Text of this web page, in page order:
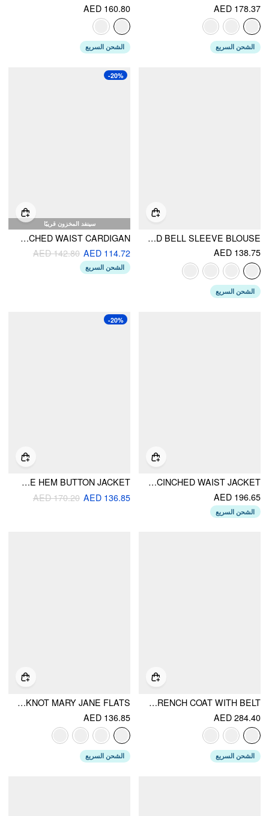
AED 178.37
الشحن السريع
AED 160.80
الشحن السريع
BOAT NECK STRIPE KNOTTED BELL SLEEVE BLOUSE
AED 138.75
الشحن السريع
سينفد المخزون قريبًا
-20%
KNIT COLLAR METAL DETAIL CINCHED WAIST CARDIGAN
AED 114.72
AED 142.80
الشحن السريع
DENIM COLLAR BUTTON CINCHED WAIST JACKET
AED 196.65
الشحن السريع
-20%
DENIM STAND COLLAR LONG SLEEVE PLEATED RUFFLE HEM BUTTON JACKET
AED 136.85
AED 170.20
SUEDE COLLAR DOUBLE BREASTED TRENCH COAT WITH BELT
AED 284.40
الشحن السريع
BOWKNOT MARY JANE FLATS
AED 136.85
الشحن السريع